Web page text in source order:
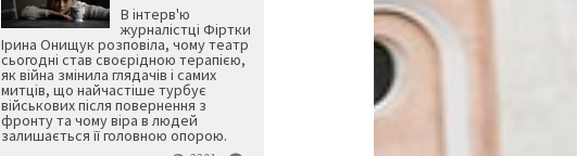
В інтерв'ю
журналістці Фіртки
Ірина Онищук розповіла, чому театр
сьогодні став своєрідною терапією,
як війна змінила глядачів і самих
митців, що найчастіше турбує
військових після повернення з
фронту та чому віра в людей
залишається її головною опорою.